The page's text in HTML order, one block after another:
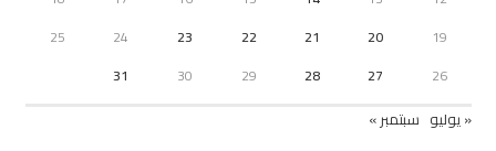
19
20
21
22
23
24
25
26
27
28
29
30
31
« يوليو سبتمبر »